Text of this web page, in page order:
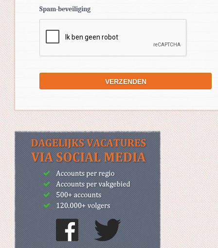
Spam-beveiliging